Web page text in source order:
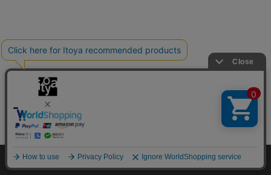
Copyright©伊東屋 All Rights Reserved.